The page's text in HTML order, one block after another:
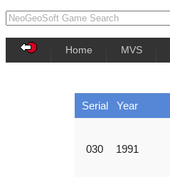
Home MVS
Serial Year
030 1991